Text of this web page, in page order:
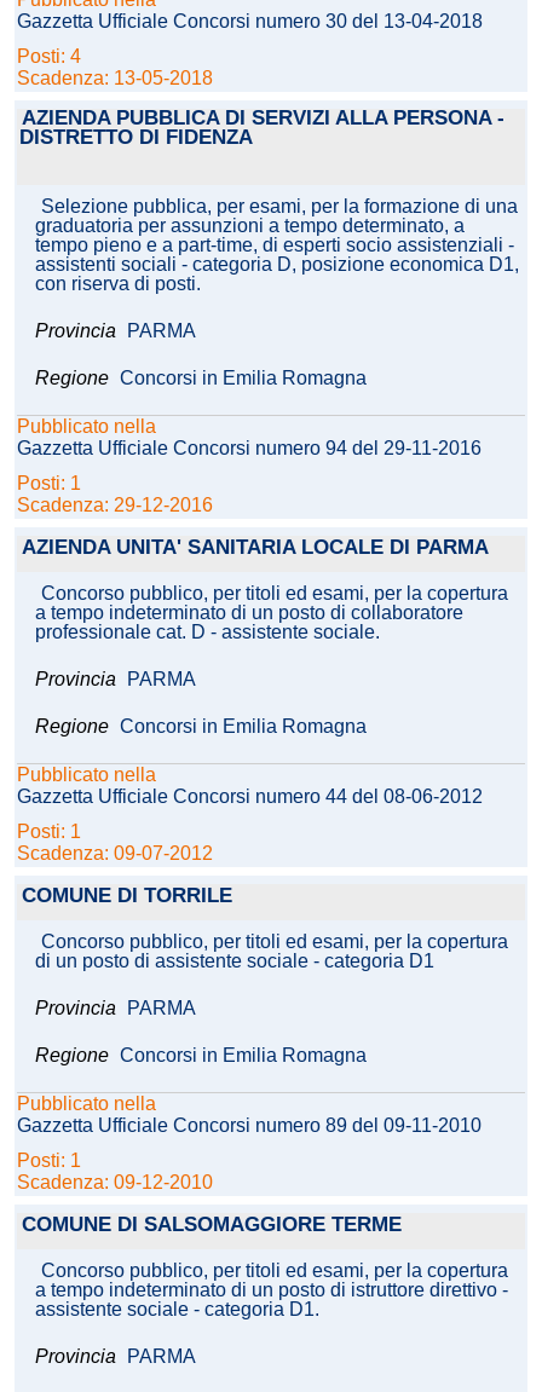
Gazzetta Ufficiale Concorsi numero 30 del 13-04-2018
Posti: 4
Scadenza: 13-05-2018
AZIENDA PUBBLICA DI SERVIZI ALLA PERSONA -
DISTRETTO DI FIDENZA
Selezione pubblica, per esami, per la formazione di una
graduatoria per assunzioni a tempo determinato, a
tempo pieno e a part-time, di esperti socio assistenziali -
assistenti sociali - categoria D, posizione economica D1,
con riserva di posti.
Provincia PARMA
Regione Concorsi in Emilia Romagna
Pubblicato nella
Gazzetta Ufficiale Concorsi numero 94 del 29-11-2016
Posti: 1
Scadenza: 29-12-2016
AZIENDA UNITA' SANITARIA LOCALE DI PARMA
Concorso pubblico, per titoli ed esami, per la copertura
a tempo indeterminato di un posto di collaboratore
professionale cat. D - assistente sociale.
Provincia PARMA
Regione Concorsi in Emilia Romagna
Pubblicato nella
Gazzetta Ufficiale Concorsi numero 44 del 08-06-2012
Posti: 1
Scadenza: 09-07-2012
COMUNE DI TORRILE
Concorso pubblico, per titoli ed esami, per la copertura
di un posto di assistente sociale - categoria D1
Provincia PARMA
Regione Concorsi in Emilia Romagna
Pubblicato nella
Gazzetta Ufficiale Concorsi numero 89 del 09-11-2010
Posti: 1
Scadenza: 09-12-2010
COMUNE DI SALSOMAGGIORE TERME
Concorso pubblico, per titoli ed esami, per la copertura
a tempo indeterminato di un posto di istruttore direttivo -
assistente sociale - categoria D1.
Provincia PARMA